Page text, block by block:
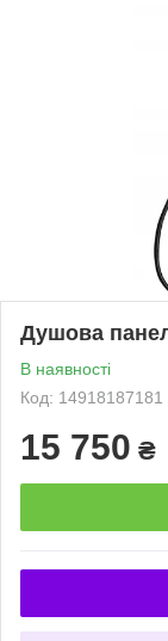
Душова
В наявності
Код: 14918187181
15 750 ₴